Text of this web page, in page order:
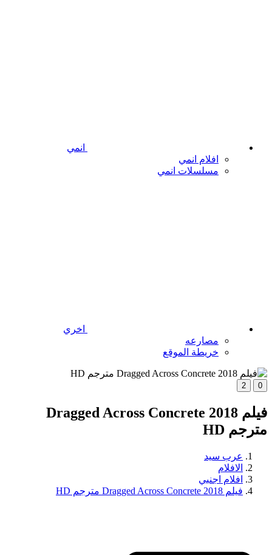
انمي
افلام انمي
مسلسلات انمي
اخري
مصارعه
خريطة الموقع
0
2
فيلم Dragged Across Concrete 2018
مترجم HD
عرب سيد
الافلام
افلام اجنبي
فيلم Dragged Across Concrete 2018 مترجم HD